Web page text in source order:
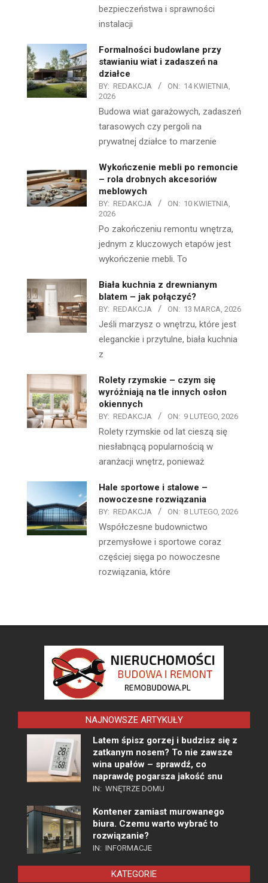
bezpieczeństwa i sprawności
instalacji
Formalności budowlane przy
stawianiu wiat i zadaszeń na
działce
BY: REDAKCJA ON: 14 KWIETNIA,
2026
Budowa wiat garażowych, zadaszeń
tarasowych czy pergoli na
prywatnej działce to marzenie
Wykończenie mebli po remoncie
– rola drobnych akcesoriów
meblowych
BY: REDAKCJA ON: 10 KWIETNIA,
2026
Po zakończeniu remontu wnętrza,
jednym z kluczowych etapów jest
wykończenie mebli. To
Biała kuchnia z drewnianym
blatem – jak połączyć?
BY: REDAKCJA ON: 13 MARCA, 2026
Jeśli marzysz o wnętrzu, które jest
eleganckie i przytulne, biała kuchnia
z
Rolety rzymskie – czym się
wyróżniają na tle innych osłon
okiennych
BY: REDAKCJA ON: 9 LUTEGO, 2026
Rolety rzymskie od lat cieszą się
niesłabnącą popularnością w
aranżacji wnętrz, ponieważ
Hale sportowe i stalowe –
nowoczesne rozwiązania
BY: REDAKCJA ON: 8 LUTEGO, 2026
Współczesne budownictwo
przemysłowe i sportowe coraz
częściej sięga po nowoczesne
rozwiązania, które
NAJNOWSZE ARTYKUŁY
Latem śpisz gorzej i budzisz się z
zatkanym nosem? To nie zawsze
wina upałów – sprawdź, co
naprawdę pogarsza jakość snu
IN: WNĘTRZE DOMU
Kontener zamiast murowanego
biura. Czemu warto wybrać to
rozwiązanie?
IN: INFORMACJE
KATEGORIE